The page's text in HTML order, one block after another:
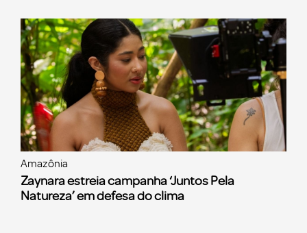
Amazônia
Zaynara estreia campanha ‘Juntos Pela
Natureza’ em defesa do clima